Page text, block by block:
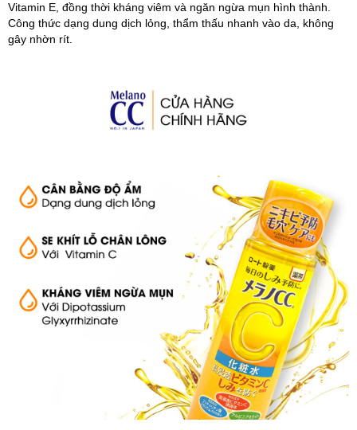
Vitamin E, đồng thời kháng viêm và ngăn ngừa mụn hình thành.
Công thức dạng dung dịch lỏng, thẩm thấu nhanh vào da, không
gây nhờn rít.